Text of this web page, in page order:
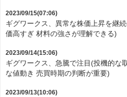
2023/09/15(07:06)
ギグワークス、異常な株価上昇を継
価高すぎ 材料の強さが理解できる)
2023/09/14(15:06)
ギグワークス、急騰で注目(投機的な
な値動き 売買時期の判断が重要)
2023/09/13(10:06)